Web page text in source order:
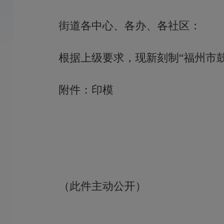
街道各中心、各办、各社区：
根据上级要求，现新刻制“福州市
附件：印模
（此件主动公开）